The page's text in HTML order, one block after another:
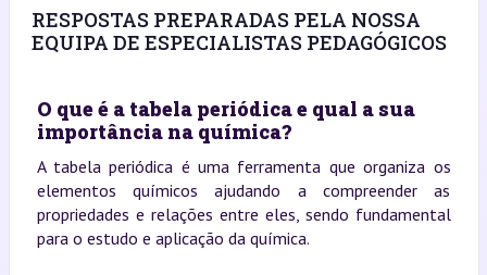
RESPOSTAS PREPARADAS PELA NOSSA
EQUIPA DE ESPECIALISTAS PEDAGÓGICOS
O que é a tabela periódica e qual a sua
importância na química?
A tabela periódica é uma ferramenta que organiza os
elementos químicos ajudando a compreender as
propriedades e relações entre eles, sendo fundamental
para o estudo e aplicação da química.